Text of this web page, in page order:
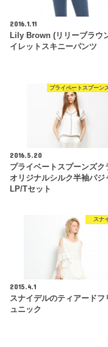
2016.1.11
Lily Brown (リリーブラウ
イレットスキニーパンツ
プライベートスプーン
2016.5.20
プライベートスプーンズク
オリジナルシルク半袖パジ
LP/Tセット
スナ
2015.4.1
スナイデルのティアードフ
ュニック